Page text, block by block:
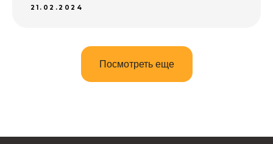
21.02.2024
Посмотреть еще